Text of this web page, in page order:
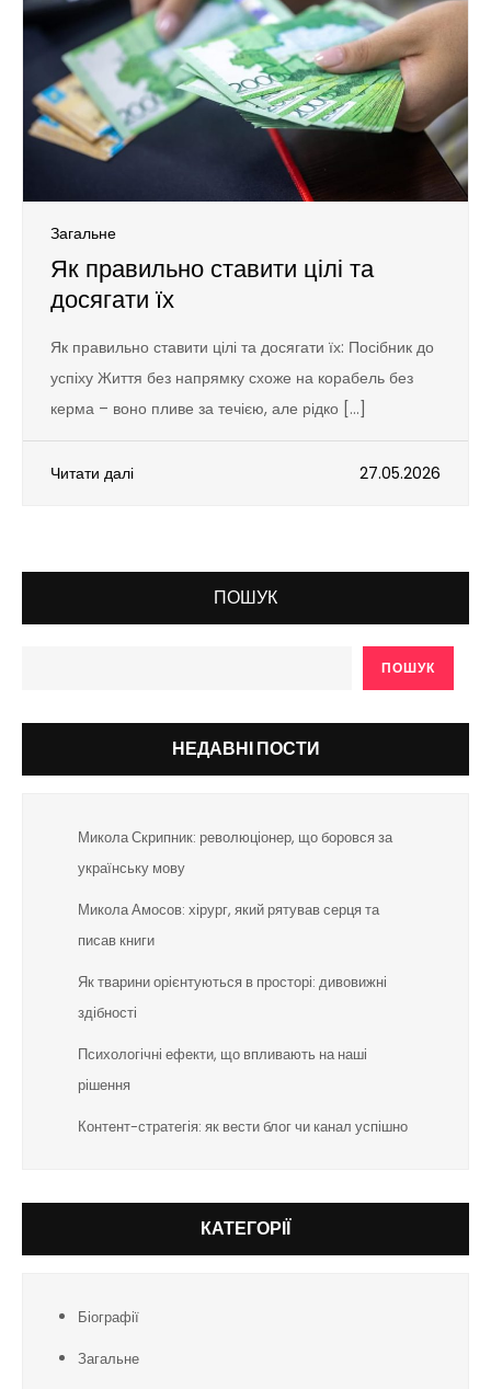
Загальне
Як правильно ставити цілі та
досягати їх
Як правильно ставити цілі та досягати їх: Посібник до
успіху Життя без напрямку схоже на корабель без
керма – воно пливе за течією, але рідко […]
Читати далі 27.05.2026
ПОШУК
ПОШУК
НЕДАВНІ ПОСТИ
Микола Скрипник: революціонер, що боровся за
українську мову
Микола Амосов: хірург, який рятував серця та
писав книги
Як тварини орієнтуються в просторі: дивовижні
здібності
Психологічні ефекти, що впливають на наші
рішення
Контент-стратегія: як вести блог чи канал успішно
КАТЕГОРІЇ
Біографії
Загальне